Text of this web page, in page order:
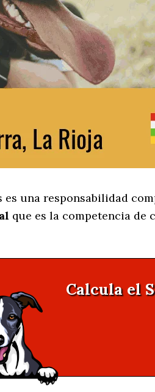
una responsabilidad
que es la competencia de
Calcula el